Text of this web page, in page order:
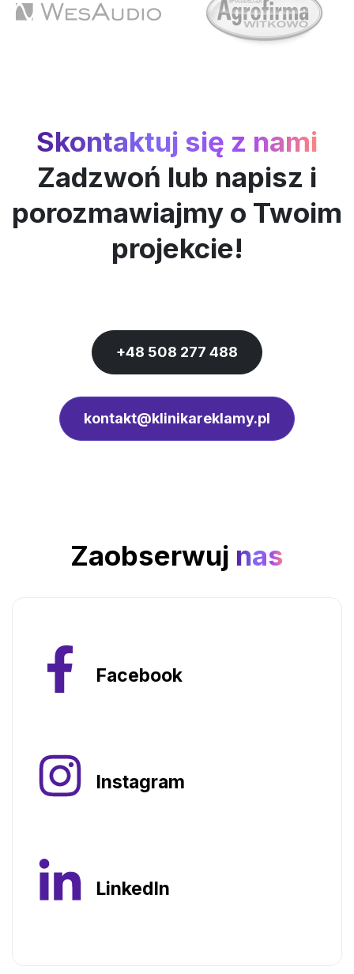
Skontaktuj się z nami
Zadzwoń lub napisz i
porozmawiajmy o Twoim
projekcie!
+48 508 277 488
kontakt@klinikareklamy.pl
Zaobserwuj nas
Facebook
Instagram
LinkedIn